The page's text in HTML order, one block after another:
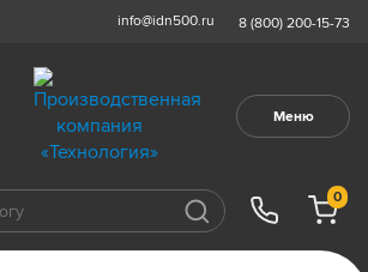
info@idn500.ru 8 (800) 200-15-73
Меню
0